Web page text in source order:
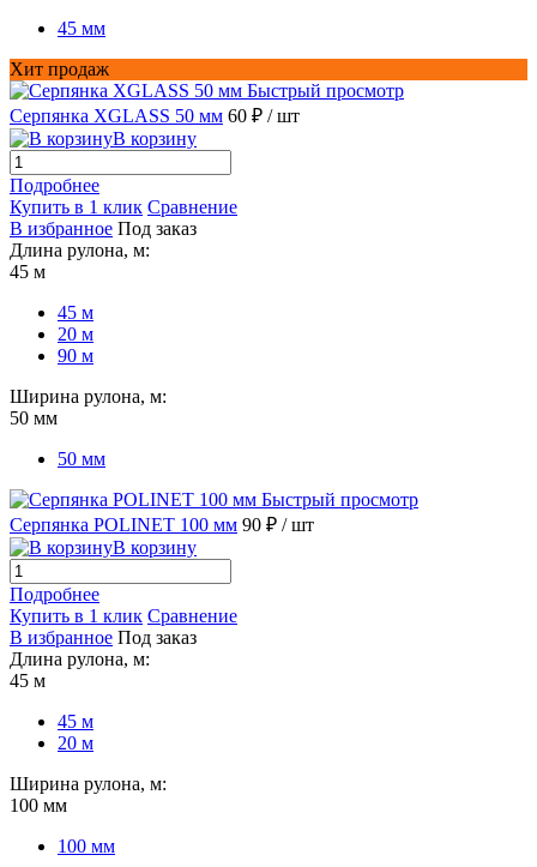
45 мм
Хит продаж
Быстрый просмотр
Серпянка XGLASS 50 мм 60 ₽ / шт
В корзину
Подробнее
Купить в 1 клик Сравнение
В избранное Под заказ
Длина рулона, м:
45 м
45 м
20 м
90 м
Ширина рулона, м:
50 мм
50 мм
Быстрый просмотр
Серпянка POLINET 100 мм 90 ₽ / шт
В корзину
Подробнее
Купить в 1 клик Сравнение
В избранное Под заказ
Длина рулона, м:
45 м
45 м
20 м
Ширина рулона, м:
100 мм
100 мм